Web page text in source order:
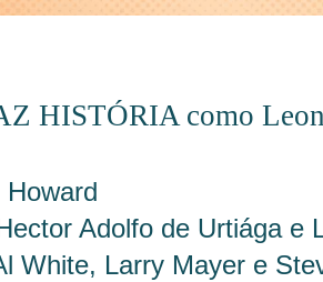
HISTÓRIA como
Howard
Adolfo de Urtiága e
White, Larry Mayer e